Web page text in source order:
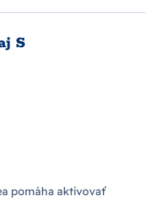
S
pomáha aktivovať